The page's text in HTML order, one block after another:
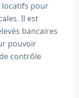
locatifs pour
Il est
bancaires
pouvoir
contrôle